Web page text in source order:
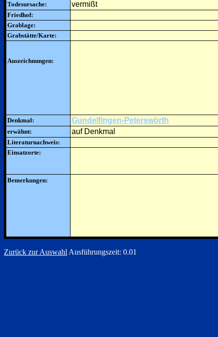
Todesursache:
vermißt
Friedhof:
Grablage:
Grabstätte/Karte:
Auszeichnungen:
Denkmal: Gundelfingen-Peterswörth
erwähnt: auf Denkmal
Literaturnachweis:
Einsatzorte:
Bemerkungen:
Zurück zur Auswahl Ausführungszeit: 0.01